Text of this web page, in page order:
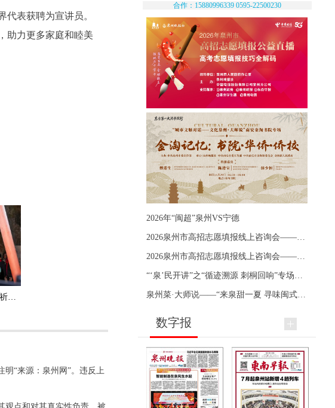
表获聘为宣讲员。
助力更多家庭和睦美
“来源：泉州网”。违反上
合作：15880996339 0595-22500230
2026年“闽超”泉州VS宁德
数字报